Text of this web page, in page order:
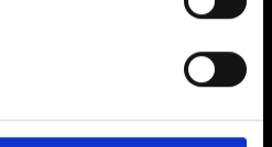
Aussteller ihre